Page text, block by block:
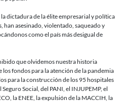
dictadura de la élite empresarial y política
asesinado, violentado, saqueado y
como el país más desigual de
que olvidemos nuestra historia
fondos para la atención de la pandemia
para la construcción de los 95 hospitales
Social, del PANI, el INJUPEMP, el
la ENEE, la expulsión de la MACCIH, la